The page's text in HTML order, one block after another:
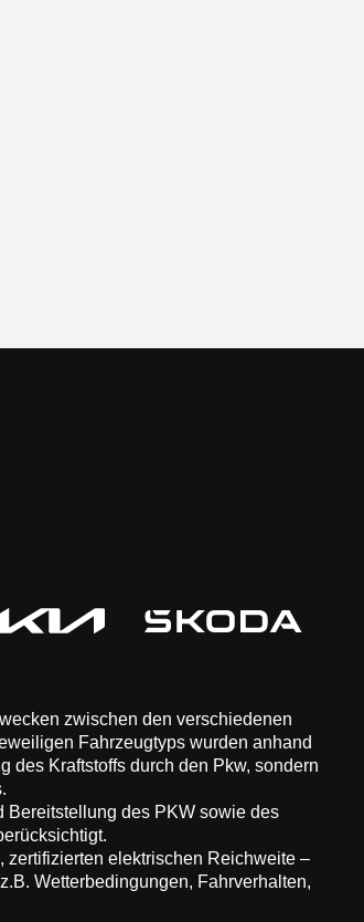
zwischen den verschiedenen
Fahrzeugtyps wurden anhand
des Kraftstoffs durch den Pkw, sondern
Bereitstellung des PKW sowie des
zertifizierten elektrischen Reichweite –
Wetterbedingungen, Fahrverhalten,